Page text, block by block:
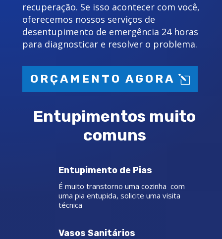
recuperação. Se isso acontecer com você,
oferecemos nossos serviços de
desentupimento de emergência 24 horas
para diagnosticar e resolver o problema.
ORÇAMENTO AGORA
Entupimentos muito
comuns
Entupimento de Pias
É muito transtorno uma cozinha com
uma pia entupida, solicite uma visita
técnica
Vasos Sanitários